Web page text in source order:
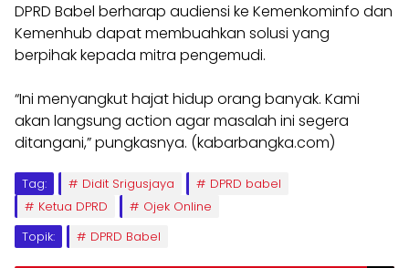
DPRD Babel berharap audiensi ke Kemenkominfo dan
Kemenhub dapat membuahkan solusi yang
berpihak kepada mitra pengemudi.
“Ini menyangkut hajat hidup orang banyak. Kami
akan langsung action agar masalah ini segera
ditangani,” pungkasnya. (kabarbangka.com)
Tag: Didit Srigusjaya
DPRD babel
Ketua DPRD
Ojek Online
Topik:
DPRD Babel